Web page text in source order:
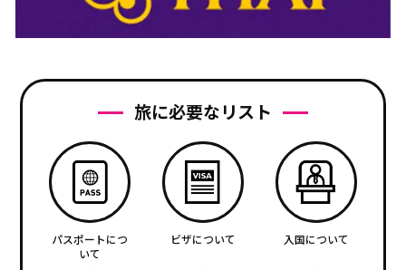
旅に必要なリスト
パスポートにつ
いて
ビザについて 入国について